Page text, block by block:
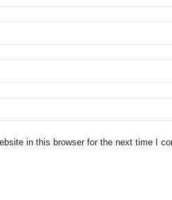
in this browser for the next time I